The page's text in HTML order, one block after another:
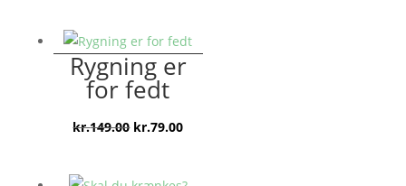
var:
kr.149.00.
er:
Rygning er
for fedt
kr.149.00 Den
kr.79.00Den